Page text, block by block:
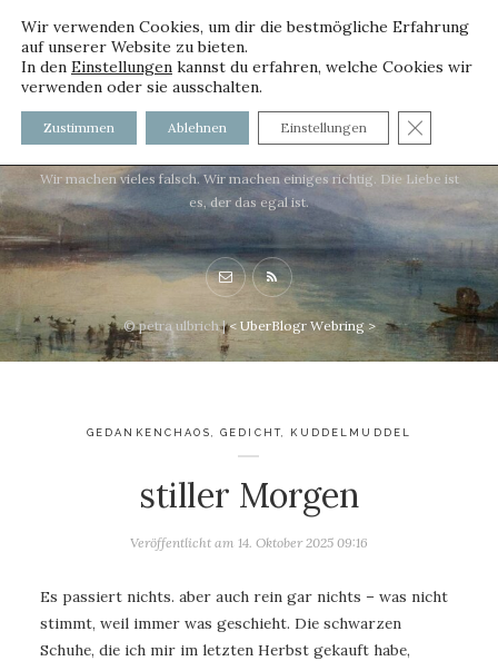
voller worte - mit und ohne
Innenfutter
Wir machen vieles falsch. Wir machen einiges richtig. Die Liebe ist
es, der das egal ist.
© petra ulbrich |< UberBlogr Webring >
GEDANKENCHAOS ,GEDICHT KUDDELMUDDEL
stiller Morgen
Veröffentlicht am 14. Oktober 2025 09:16
Es passiert nichts. aber auch rein gar nichts – was nicht
stimmt, weil immer was geschieht. Die schwarzen
Schuhe, die ich mir im letzten Herbst gekauft habe,
Wir verwenden Cookies, um dir die bestmögliche Erfahrung
auf unserer Website zu bieten.
In den Einstellungen kannst du erfahren, welche Cookies wir
verwenden oder sie ausschalten.
Zustimmen Ablehnen Einstellungen GDPR